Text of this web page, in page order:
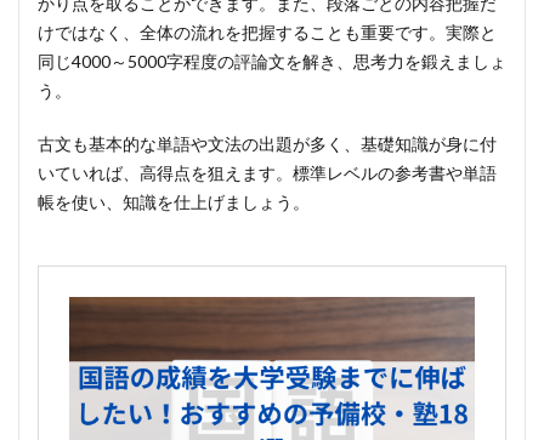
けではなく、全体の流れを把握することも重要です。実際と
同じ4000～5000字程度の評論文を解き、思考力を鍛えましょ
う。
古文も基本的な単語や文法の出題が多く、基礎知識が身に付
いていれば、高得点を狙えます。標準レベルの参考書や単語
帳を使い、知識を仕上げましょう。